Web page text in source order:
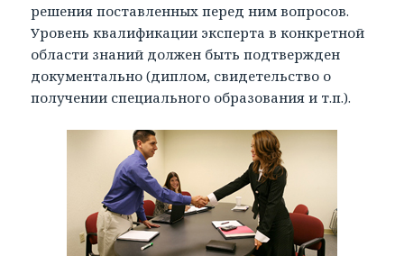
решения поставленных перед ним вопросов.
Уровень квалификации эксперта в конкретной
области знаний должен быть подтвержден
документально (диплом, свидетельство о
получении специального образования и т.п.).